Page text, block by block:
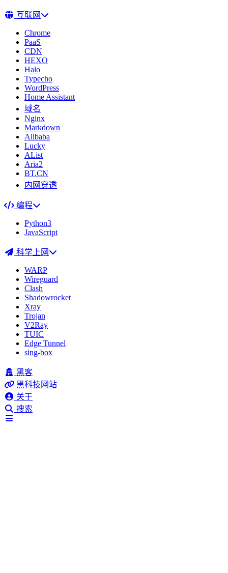
互联网
Chrome
PaaS
CDN
HEXO
Halo
Typecho
WordPress
Home Assistant
域名
Nginx
Markdown
Alibaba
Lucky
AList
Aria2
BT.CN
内网穿透
编程
Python3
JavaScript
科学上网
WARP
Wireguard
Clash
Shadowrocket
Xray
Trojan
V2Ray
TUIC
Edge Tunnel
sing-box
黑客
黑科技网站
关于
搜索